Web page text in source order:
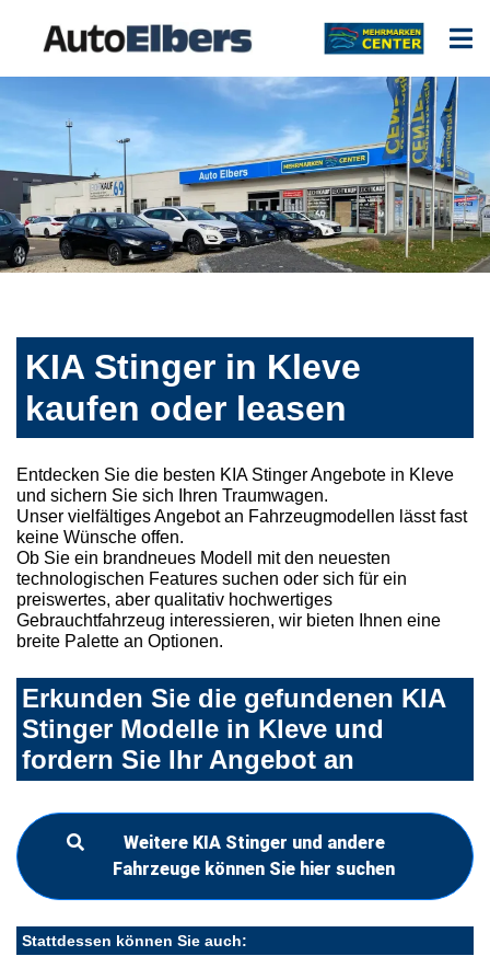
KIA Stinger in Kleve
kaufen oder leasen
Entdecken Sie die besten KIA Stinger Angebote in Kleve
und sichern Sie sich Ihren Traumwagen.
Unser vielfältiges Angebot an Fahrzeugmodellen lässt fast
keine Wünsche offen.
Ob Sie ein brandneues Modell mit den neuesten
technologischen Features suchen oder sich für ein
preiswertes, aber qualitativ hochwertiges
Gebrauchtfahrzeug interessieren, wir bieten Ihnen eine
breite Palette an Optionen.
Erkunden Sie die gefundenen KIA
Stinger Modelle in Kleve und
fordern Sie Ihr Angebot an
Weitere KIA Stinger und andere
Fahrzeuge können Sie hier suchen
Stattdessen können Sie auch: